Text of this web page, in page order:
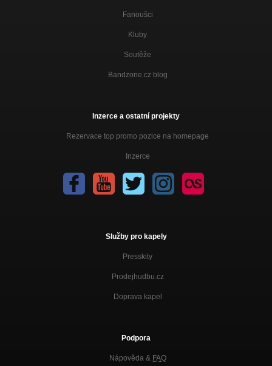
Fanoušci
Kluby
Soutěže
Bandzone.cz blog
Inzerce a ostatní projekty
Rezervace top promo pozice na homepage
Inzerce
Služby pro kapely
Presskity
Prodejhudbu.cz
Doprava kapel
Podpora
Nápověda & FAQ